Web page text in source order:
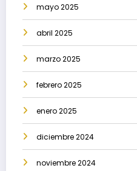
mayo 2025
abril 2025
marzo 2025
febrero 2025
enero 2025
diciembre 2024
noviembre 2024